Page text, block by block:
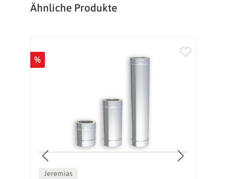
Produktgalerie überspringen
Ähnliche Produkte
%
Jeremias